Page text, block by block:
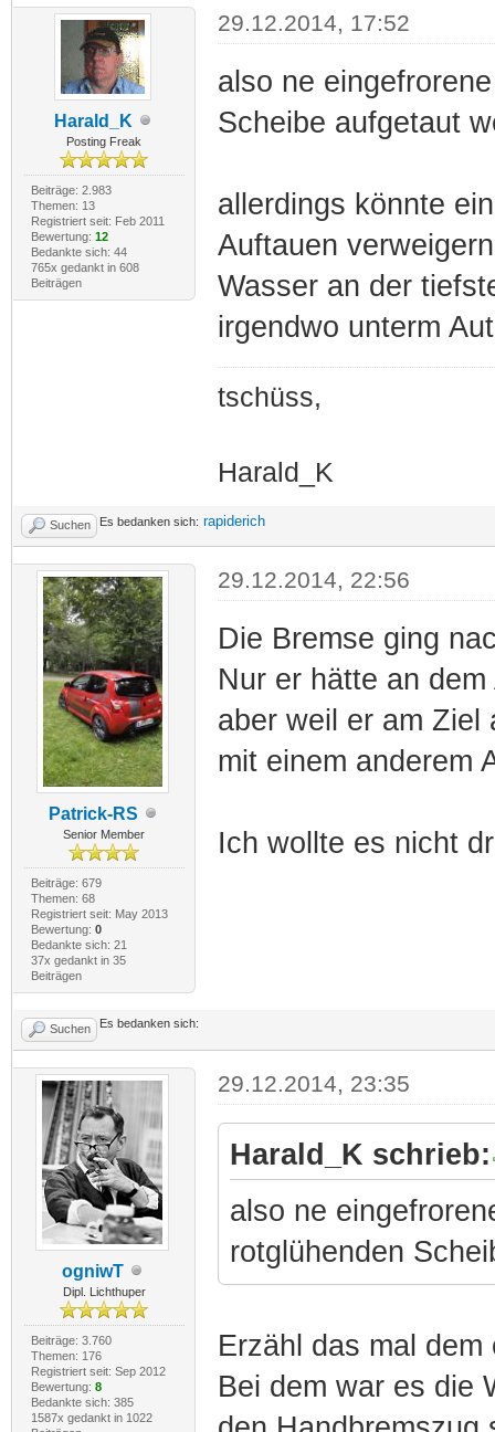
Harald_K
Posting Freak
Beiträge: 2.983
Themen: 13
Registriert seit: Feb 2011
Bewertung: 12
Bedankte sich: 44
765x gedankt in 608
Beiträgen
29.12.2014, 17:52
also ne
Scheibe aufgetaut
allerdings könnte
Auftauen
Wasser an der
irgendwo unterm
tschüss,
Harald_K
Suchen Es bedanken sich: rapiderich
Patrick-RS
Senior Member
Beiträge: 679
Themen: 68
Registriert seit: May 2013
Bewertung: 0
Bedankte sich: 21
37x gedankt in 35
Beiträgen
29.12.2014, 22:56
Die Bremse ging
Nur er hätte an
aber weil er am Ziel
mit einem anderem
Ich wollte es nicht
Suchen Es bedanken sich:
ogniwT
Dipl. Lichthuper
Beiträge: 3.760
Themen: 176
Registriert seit: Sep 2012
Bewertung: 8
Bedankte sich: 385
1587x gedankt in 1022
29.12.2014, 23:35
Harald_K schrieb:
also ne
rotglühenden
Erzähl das mal
Bei dem war es die